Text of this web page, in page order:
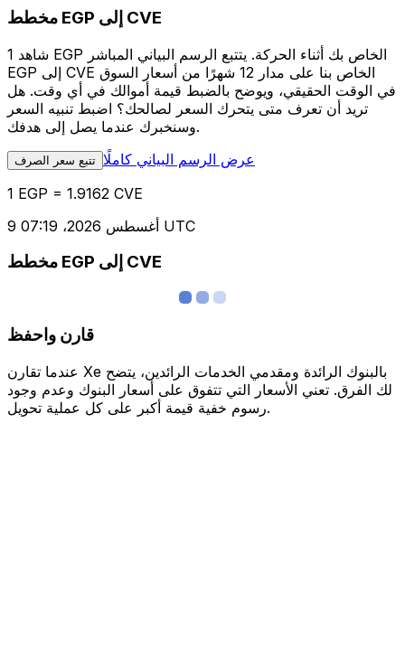
مخطط EGP إلى CVE
شاهد 1 EGP الخاص بك أثناء الحركة. يتتبع الرسم البياني المباشر
EGP إلى CVE الخاص بنا على مدار 12 شهرًا من أسعار السوق
في الوقت الحقيقي، ويوضح بالضبط قيمة أموالك في أي وقت. هل
تريد أن تعرف متى يتحرك السعر لصالحك؟ اضبط تنبيه السعر
وسنخبرك عندما يصل إلى هدفك.
تتبع سعر الصرف عرض الرسم البياني كاملًا
1 EGP = 1.9162 CVE
9 أغسطس 2026، 07:19 UTC
مخطط EGP إلى CVE
قارن واحفظ
عندما تقارن Xe بالبنوك الرائدة ومقدمي الخدمات الرائدين، يتضح
لك الفرق. تعني الأسعار التي تتفوق على أسعار البنوك وعدم وجود
رسوم خفية قيمة أكبر على كل عملية تحويل.